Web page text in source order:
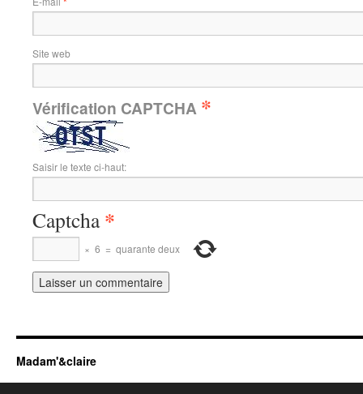
Site web
Vérification CAPTCHA *
Saisir le texte ci-haut:
Captcha*
× 6 = quarante deux
Madam'&claire